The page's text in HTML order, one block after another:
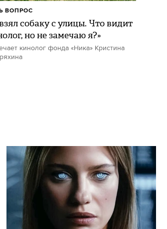
собаку с улицы. Что видит
но не замечаю я?»
кинолог фонда «Ника» Кристина
ВОПРОС